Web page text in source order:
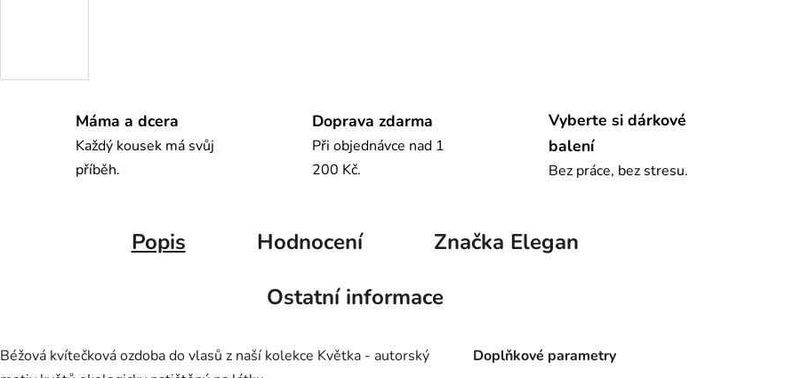
Máma a dcera
Každý kousek má svůj
příběh.
Doprava zdarma
Při objednávce nad 1
200 Kč.
Vyberte si dárkové
balení
Bez práce, bez stresu.
Popis Hodnocení Značka Elegan
Ostatní informace
Béžová kvítečková ozdoba do vlasů z naší kolekce Květka - autorský
Doplňkové parametry